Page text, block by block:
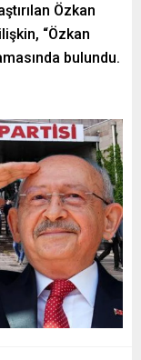
Özkan
“Özkan
bulundu.